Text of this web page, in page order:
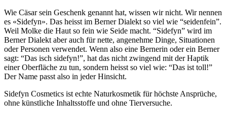
Wie Cäsar sein Geschenk genannt hat, wissen wir nicht. Wir nennen
es «Sidefyn». Das heisst im Berner Dialekt so viel wie “seidenfein”.
Weil Molke die Haut so fein wie Seide macht. “Sidefyn” wird im
Berner Dialekt aber auch für nette, angenehme Dinge, Situationen
oder Personen verwendet. Wenn also eine Bernerin oder ein Berner
sagt: “Das isch sidefyn!”, hat das nicht zwingend mit der Haptik
einer Oberfläche zu tun, sondern heisst so viel wie: “Das ist toll!”
Der Name passt also in jeder Hinsicht.
Sidefyn Cosmetics ist echte Naturkosmetik für höchste Ansprüche,
ohne künstliche Inhaltsstoffe und ohne Tierversuche.